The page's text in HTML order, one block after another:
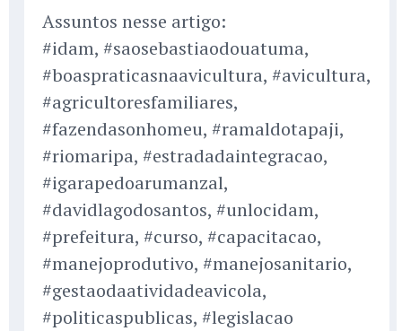
Assuntos nesse artigo:
#idam, #saosebastiaodouatuma,
#boaspraticasnaavicultura, #avicultura,
#agricultoresfamiliares,
#fazendasonhomeu, #ramaldotapaji,
#riomaripa, #estradadaintegracao,
#igarapedoarumanzal,
#davidlagodosantos, #unlocidam,
#prefeitura, #curso, #capacitacao,
#manejoprodutivo, #manejosanitario,
#gestaodaatividadeavicola,
#politicaspublicas, #legislacao